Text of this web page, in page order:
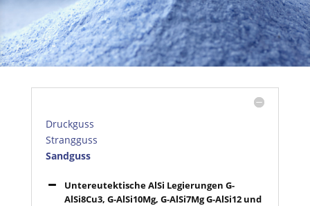
Druckguss
Strangguss
Sandguss
Untereutektische AlSi Legierungen G-
AlSi8Cu3, G-AlSi10Mg, G-AlSi7Mg G-AlSi12 und